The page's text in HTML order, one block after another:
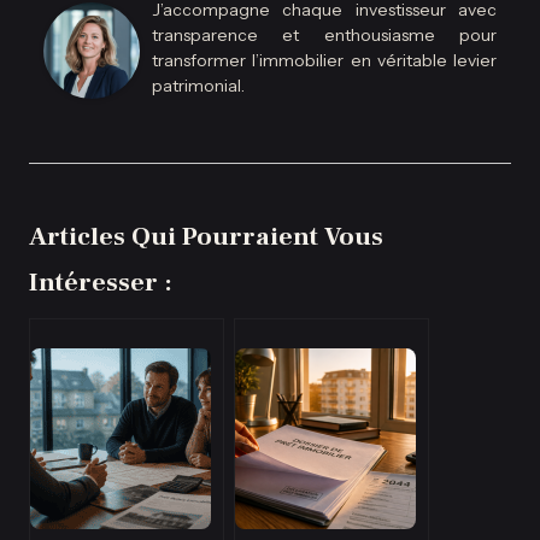
J’accompagne chaque investisseur avec
transparence et enthousiasme pour
transformer l’immobilier en véritable levier
patrimonial.
Articles Qui Pourraient Vous
Intéresser :